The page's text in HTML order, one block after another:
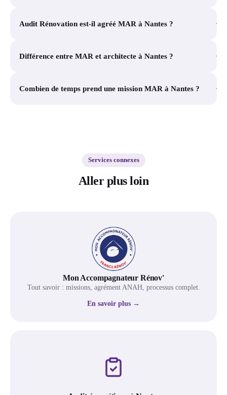
Audit Rénovation est-il agréé MAR à Nantes ? +
Différence entre MAR et architecte à Nantes ? +
Combien de temps prend une mission MAR à Nantes ? +
Services connexes
Aller plus loin
Mon Accompagnateur Rénov'
Tout savoir : missions, agrément ANAH, processus complet.
En savoir plus →